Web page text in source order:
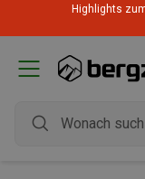
Highlights